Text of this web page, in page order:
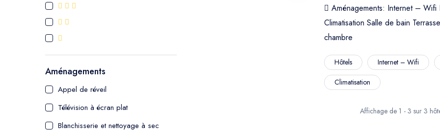
Dakhla
Aménagements
Appel de réveil
Télévision à écran plat
Blanchisserie et nettoyage à sec
Aménagements: Internet – Wifi
Climatisation Salle de bain Terrasse
chambre
Hôtels Internet – Wifi
Climatisation
Affichage de 1 - 3 sur 3